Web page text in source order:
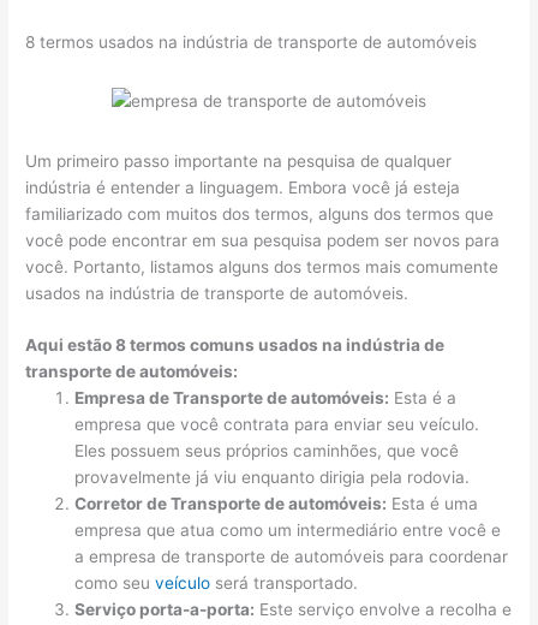
8 termos usados na indústria de transporte de automóveis
Um primeiro passo importante na pesquisa de qualquer
indústria é entender a linguagem. Embora você já esteja
familiarizado com muitos dos termos, alguns dos termos que
você pode encontrar em sua pesquisa podem ser novos para
você. Portanto, listamos alguns dos termos mais comumente
usados na indústria de transporte de automóveis.
Aqui estão 8 termos comuns usados na indústria de
transporte de automóveis:
Empresa de Transporte de automóveis: Esta é a
empresa que você contrata para enviar seu veículo.
Eles possuem seus próprios caminhões, que você
provavelmente já viu enquanto dirigia pela rodovia.
Corretor de Transporte de automóveis: Esta é uma
empresa que atua como um intermediário entre você e
a empresa de transporte de automóveis para coordenar
como seuveículo será transportado.
Serviço porta-a-porta: Este serviço envolve a recolha e